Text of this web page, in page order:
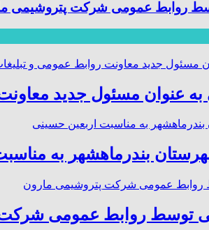
روابط عمومی شرکت پتروشیمی
عنوان مسئول جدید
بندرماهشهر به
توسط روابط عمومی